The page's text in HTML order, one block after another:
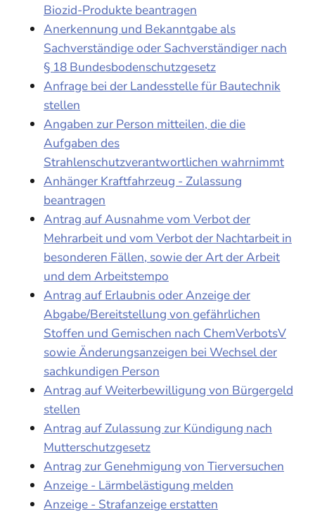
Biozid-Produkte beantragen
Anerkennung und Bekanntgabe als
Sachverständige oder Sachverständiger nach
§ 18 Bundesbodenschutzgesetz
Anfrage bei der Landesstelle für Bautechnik
stellen
Angaben zur Person mitteilen, die die
Aufgaben des
Strahlenschutzverantwortlichen wahrnimmt
Anhänger Kraftfahrzeug - Zulassung
beantragen
Antrag auf Ausnahme vom Verbot der
Mehrarbeit und vom Verbot der Nachtarbeit in
besonderen Fällen, sowie der Art der Arbeit
und dem Arbeitstempo
Antrag auf Erlaubnis oder Anzeige der
Abgabe/Bereitstellung von gefährlichen
Stoffen und Gemischen nach ChemVerbotsV
sowie Änderungsanzeigen bei Wechsel der
sachkundigen Person
Antrag auf Weiterbewilligung von Bürgergeld
stellen
Antrag auf Zulassung zur Kündigung nach
Mutterschutzgesetz
Antrag zur Genehmigung von Tierversuchen
Anzeige - Lärmbelästigung melden
Anzeige - Strafanzeige erstatten